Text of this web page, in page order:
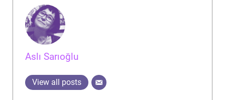
Aslı Sarıoğlu
View all posts